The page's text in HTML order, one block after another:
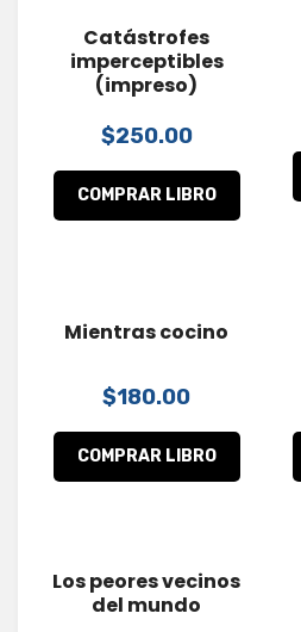
Catástrofes
imperceptibles
(impreso)
$250.00
Mientras cocino
$180.00
Los peores vecinos
del mundo